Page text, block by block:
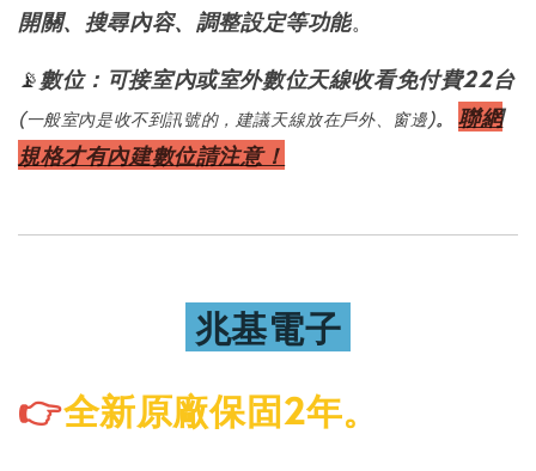
開關、搜尋內容、調整設定等功能。
📡數位：可接室內或室外數位天線收看免付費22台
(一般室內是收不到訊號的，建議天線放在戶外、窗邊)。
聯網
規格才有內建數位請注意！
兆基電子
👉全新原廠保固2年。